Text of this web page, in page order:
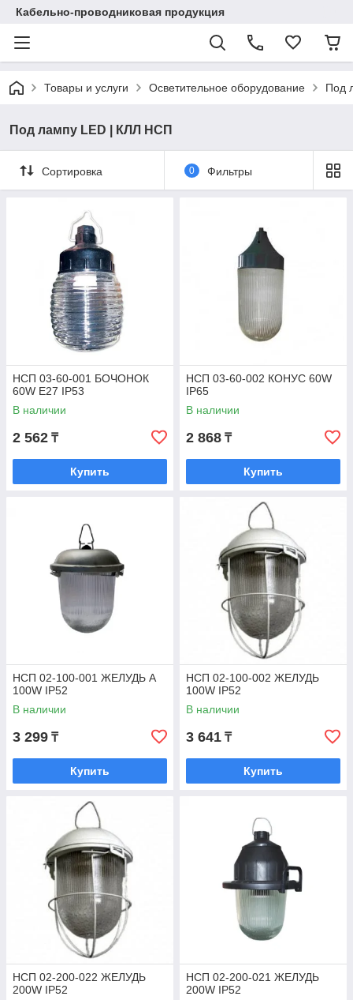
Кабельно-проводниковая продукция
Товары и услуги Осветительное оборудование Под
Под лампу LED | КЛЛ НСП
Сортировка 0 Фильтры
НСП 03-60-001 БОЧОНОК
60W E27 IP53
В наличии
2 562 ₸
Купить
НСП 03-60-002 КОНУС 60W
IP65
В наличии
2 868 ₸
Купить
НСП 02-100-001 ЖЕЛУДЬ А
100W IP52
В наличии
3 299 ₸
Купить
НСП 02-100-002 ЖЕЛУДЬ
100W IP52
В наличии
3 641 ₸
Купить
НСП 02-200-022 ЖЕЛУДЬ
200W IP52
НСП 02-200-021 ЖЕЛУДЬ
200W IP52